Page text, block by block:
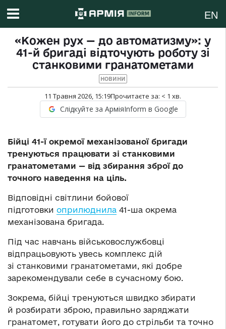
EN
«Кожен рух — до автоматизму»: у
41-й бригаді відточують роботу зі
станковими гранатометами
НОВИНИ
11 Травня 2026, 15:19Прочитаєте за: < 1 хв.
Слідкуйте за АрміяInform в Google
Бійці 41-ї окремої механізованої бригади
тренуються працювати зі станковими
гранатометами — від збирання зброї до
точного наведення на ціль.
Відповідні світлини бойової
підготовки оприлюднила 41-ша окрема
механізована бригада.
Під час навчань військовослужбовці
відпрацьовують увесь комплекс дій
зі станковими гранатометами, які добре
зарекомендували себе в сучасному бою.
Зокрема, бійці тренуються швидко збирати
й розбирати зброю, правильно заряджати
гранатомет, готувати його до стрільби та точно